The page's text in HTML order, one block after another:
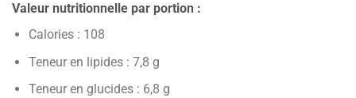
Valeur nutritionnelle par portion :
Calories : 108
Teneur en lipides : 7,8 g
Teneur en glucides : 6,8 g